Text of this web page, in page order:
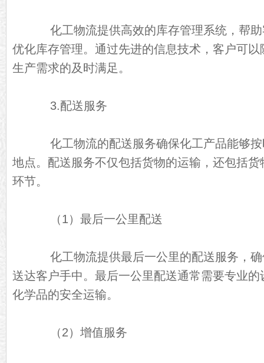
化工物流提供高效的库存管理系统，帮助
优化库存管理。通过先进的信息技术，客户可
生产需求的及时满足。
3.配送服务
化工物流的配送服务确保化工产品能够按
地点。配送服务不仅包括货物的运输，还包括
环节。
（1）最后一公里配送
化工物流提供最后一公里的配送服务，确
送达客户手中。最后一公里配送通常需要专业
化学品的安全运输。
（2）增值服务